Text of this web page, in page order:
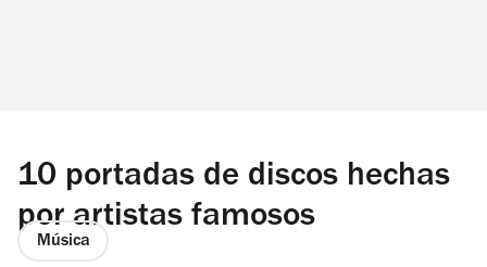
10 portadas de discos hechas
por artistas famosos
Música